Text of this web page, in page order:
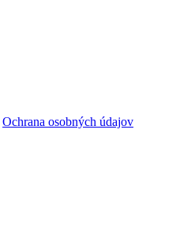
Ochrana osobných údajov